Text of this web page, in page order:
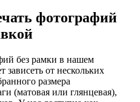
фотографий
без рамки в нашем
от нескольких
размера
(матовая или глянцевая),